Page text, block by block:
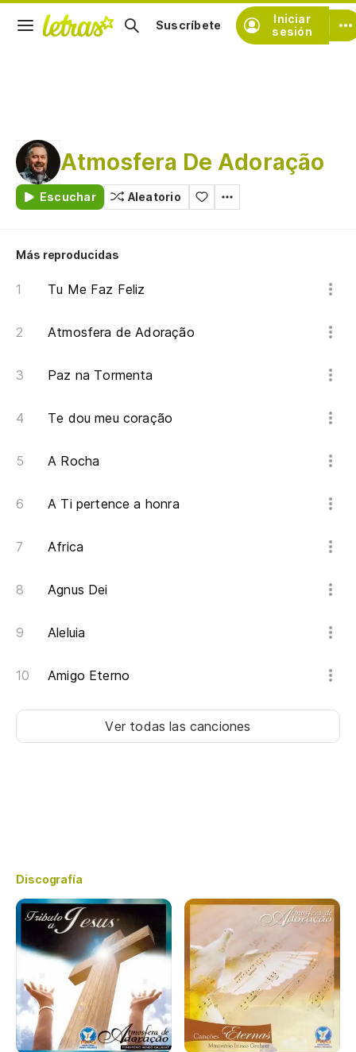
Iniciar
sesión
Suscríbete
Atmosfera De Adoração
Escuchar Aleatorio
Más reproducidas
Tu Me Faz Feliz
Atmosfera de Adoração
Paz na Tormenta
Te dou meu coração
A Rocha
A Ti pertence a honra
Africa
Agnus Dei
Aleluia
Amigo Eterno
Ver todas las canciones
Discografía